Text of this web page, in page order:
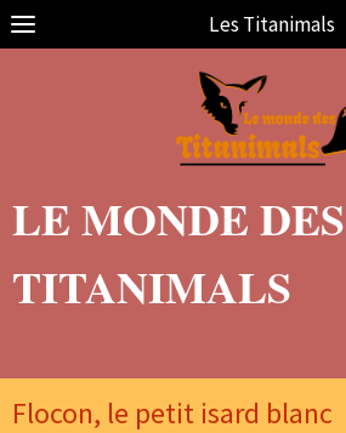
Les Titanimals
LE MONDE DES
TITANIMALS
Flocon, le petit isard blanc